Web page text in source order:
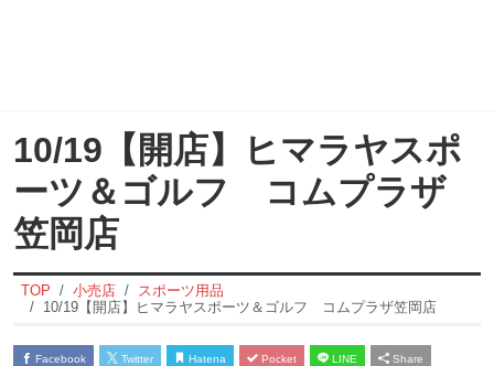
10/19【開店】ヒマラヤスポ
ーツ＆ゴルフ コムプラザ
笠岡店
TOP 小売店
スポーツ用品
10/19【開店】ヒマラヤスポーツ＆ゴルフ コムプラザ笠岡店
Facebook Twitter Hatena Pocket LINE Share